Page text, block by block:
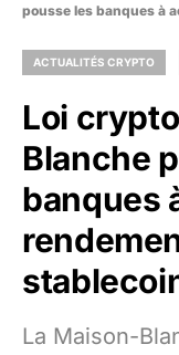
pousse les banques à
ACTUALITÉS CRYPTO
Loi
Blanche
banques
La Maison-